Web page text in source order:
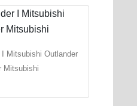
Mitsubishi Outlander
Mitsubishi